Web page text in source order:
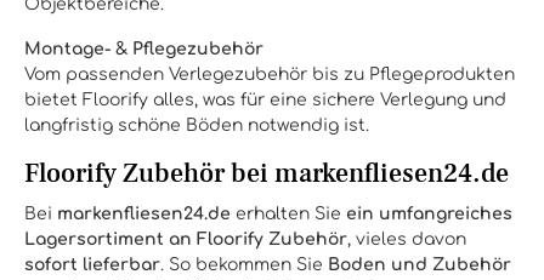
Objektbereiche.
Montage- & Pflegezubehör
Vom passenden Verlegezubehör bis zu Pflegeprodukten
bietet Floorify alles, was für eine sichere Verlegung und
langfristig schöne Böden notwendig ist.
Floorify Zubehör bei markenfliesen24.de
Bei markenfliesen24.de erhalten Sie ein umfangreiches
Lagersortiment an Floorify Zubehör, vieles davon
sofort lieferbar. So bekommen Sie Boden und Zubehör